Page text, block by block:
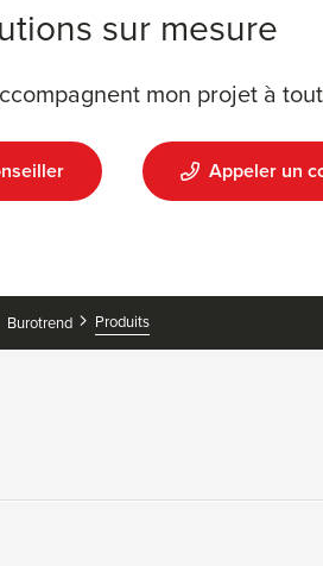
sur mesure
mon projet à
Appeler un
Burotrend Produits